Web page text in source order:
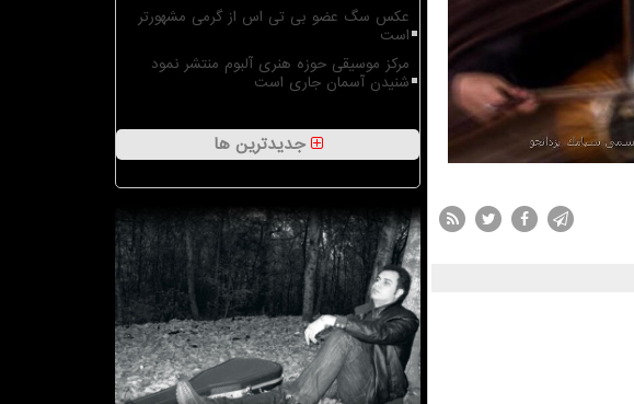
عکس سگ عضو بی تی اس از گرمی مشهورتر
است
مرکز موسیقی حوزه هنری آلبوم منتشر نمود
شنیدن آسمان جاری است
جدیدترین ها